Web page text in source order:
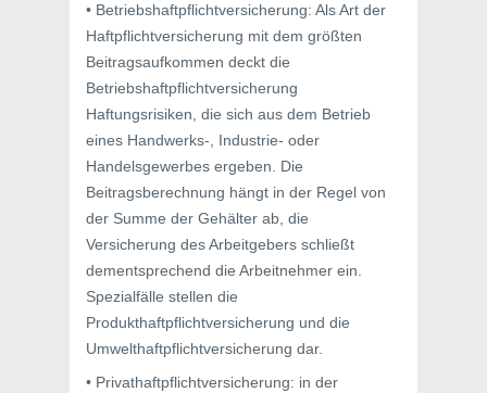
• Betriebshaftpflichtversicherung: Als Art der
Haftpflichtversicherung mit dem größten
Beitragsaufkommen deckt die
Betriebshaftpflichtversicherung
Haftungsrisiken, die sich aus dem Betrieb
eines Handwerks-, Industrie- oder
Handelsgewerbes ergeben. Die
Beitragsberechnung hängt in der Regel von
der Summe der Gehälter ab, die
Versicherung des Arbeitgebers schließt
dementsprechend die Arbeitnehmer ein.
Spezialfälle stellen die
Produkthaftpflichtversicherung und die
Umwelthaftpflichtversicherung dar.
• Privathaftpflichtversicherung: in der